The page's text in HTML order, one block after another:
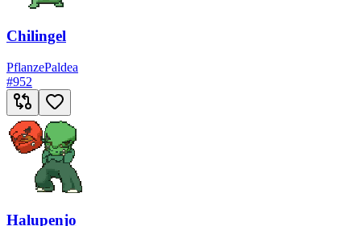
Chilingel
PflanzePaldea
#952
Halupenjo